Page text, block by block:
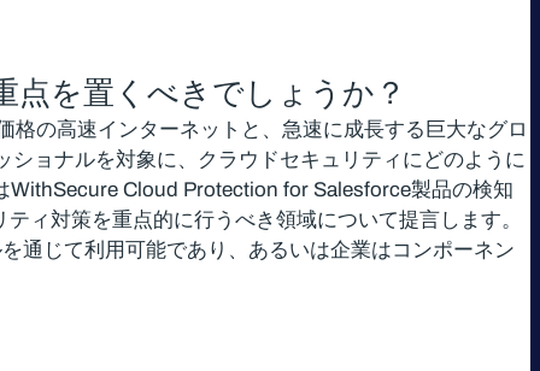
を置くべきでしょうか？
の高速インターネットと、急速に成長する巨大なグロ
ョナルを対象に、クラウドセキュリティにどのように
Cloud Protection for Salesforce製品の検知
ィ対策を重点的に行うべき領域について提言します。
通じて利用可能であり、あるいは企業はコンポーネン